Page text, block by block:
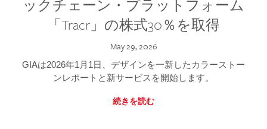
ックチェーン・プラットフォーム
「Tracr」の株式30％を取得
May 29, 2026
GIAは2026年1月1日、デザインを一新したカラーストー
ンレポートと新サービスを開始します。
続きを読む